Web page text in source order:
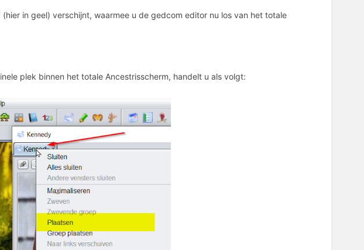
(hier in geel) verschijnt, waarmee u de gedcom editor nu los van het totale
plek binnen het totale Ancestrisscherm, handelt u als volgt: